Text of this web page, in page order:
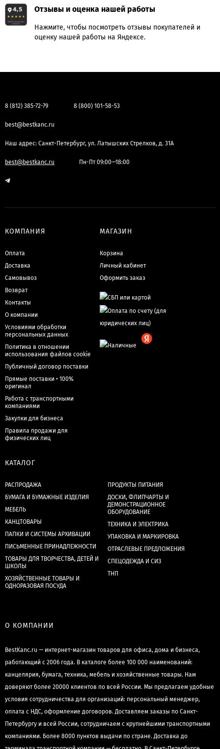
Отзывы и оценка нашей работы
Нажмите, чтобы посмотреть отзывы покупателей и
оценку нашей работы на Яндексе.
8 (812) 385-72-79 8 (800) 101-58-53
best@bestkanc.ru
Наш адрес: Санкт-Петербург, ул. Латышских Стрелков, д. 31А
best@bestkanc.ru Пн-Пт 09:00—18:00
КОМПАНИЯ
Оплата
Доставка
Самовывоз
Возврат
Контакты
О компании
Условиями обработки
персональных данных
Политика в отношении
использования файлов cookie
Публичный договор поставки
Прямые поставки • 100%
оригинал
Работа с транспортными
компаниями
Закупки для бизнеса
Правила продажи для
физических лиц
МАГАЗИН
Корзина
Личный кабинет
Оформить заказ
КАТАЛОГ
РАСПРОДАЖА
БУМАГА И БУМАЖНЫЕ ИЗДЕЛИЯ
МЕБЕЛЬ
КАНЦТОВАРЫ
ПАПКИ И СИСТЕМЫ АРХИВАЦИИ
ПИСЬМЕННЫЕ ПРИНАДЛЕЖНОСТИ
ТОВАРЫ ДЛЯ ТВОРЧЕСТВА, ДЕТЕЙ И
ШКОЛЫ
ХОЗЯЙСТВЕННЫЕ ТОВАРЫ И
ОДНОРАЗОВАЯ ПОСУДА
ПРОДУКТЫ ПИТАНИЯ
ДОСКИ, ФЛИПЧАРТЫ И
ДЕМОНСТРАЦИОННОЕ
ОБОРУДОВАНИЕ
ТЕХНИКА И ЭЛЕКТРИКА
УПАКОВКА И МАРКИРОВКА
ОТРАСЛЕВЫЕ ПРЕДЛОЖЕНИЯ
СПЕЦОДЕЖДА И СИЗ
ТНП
О КОМПАНИИ
BestKanc.ru — интернет-магазин товаров для офиса, дома и бизнеса,
работающий с 2006 года. В каталоге более 100 000 наименований:
канцелярия, бумага, техника, мебель и хозяйственные товары. Нам
доверяют более 20000 клиентов по всей России. Мы предлагаем удобные
условия сотрудничества для организаций: персональный менеджер,
оплата с НДС, оформление договоров. Доставляем заказы по Санкт-
Петербургу и всей России, сотрудничаем с крупнейшими транспортными
компаниями. Более 8000 пунктов выдачи по стране. Доставка до